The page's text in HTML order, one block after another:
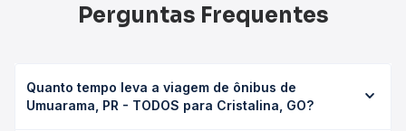
Perguntas Frequentes
Quanto tempo leva a viagem de ônibus de
Umuarama, PR - TODOS para Cristalina, GO?